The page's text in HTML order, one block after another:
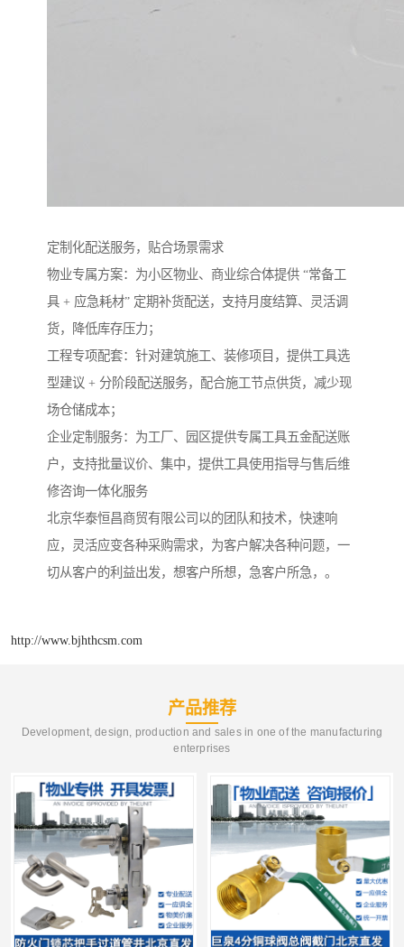
定制化配送服务，贴合场景需求​
物业专属方案：为小区物业、商业综合体提供 “常备工
具 + 应急耗材” 定期补货配送，支持月度结算、灵活调
货，降低库存压力；​
工程专项配套：针对建筑施工、装修项目，提供工具选
型建议 + 分阶段配送服务，配合施工节点供货，减少现
场仓储成本；​
企业定制服务：为工厂、园区提供专属工具五金配送账
户，支持批量议价、集中，提供工具使用指导与售后维
修咨询一体化服务
北京华泰恒昌商贸有限公司以的团队和技术，快速响
应，灵活应变各种采购需求，为客户解决各种问题，一
切从客户的利益出发，想客户所想，急客户所急，。
http://www.bjhthcsm.com
产品推荐
Development, design, production and sales in one of the manufacturing
enterprises